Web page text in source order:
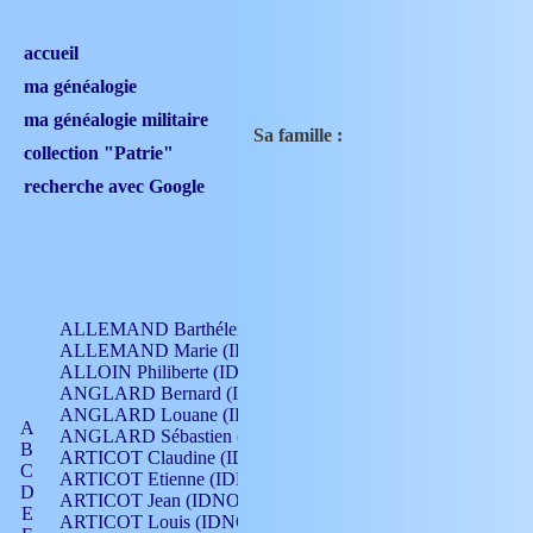
accueil
ma généalogie
ma généalogie militaire
collection "Patrie"
recherche avec Google
A
B
C
D
E
ALLEMAND Barthélemy (IDNO 330)
ALLEMAND Marie (IDNO 165)
ALLOIN Philiberte (IDNO 449)
ANGLARD Bernard (IDNO 4)
ANGLARD Louane (IDNO 4)
ANGLARD Sébastien (IDNO 4)
ARTICOT Claudine (IDNO 105)
ARTICOT Etienne (IDNO 420)
ARTICOT Jean (IDNO 210)
ARTICOT Louis (IDNO 420)
Sa famille :